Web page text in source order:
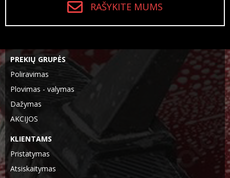
RAŠYKITE MUMS
PREKIŲ GRUPĖS
Poliravimas
Plovimas - valymas
Dažymas
AKCIJOS
KLIENTAMS
Pristatymas
Atsiskaitymas